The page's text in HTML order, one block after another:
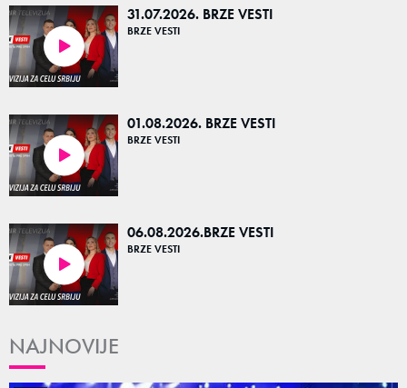
31.07.2026. BRZE VESTI
BRZE VESTI
01.08.2026. BRZE VESTI
BRZE VESTI
06.08.2026.BRZE VESTI
BRZE VESTI
NAJNOVIJE